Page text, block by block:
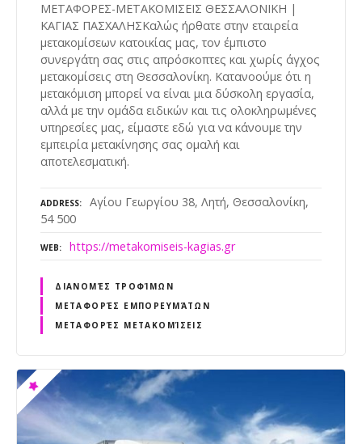
ΜΕΤΑΦΟΡΕΣ-ΜΕΤΑΚΟΜΙΣΕΙΣ ΘΕΣΣΑΛΟΝΙΚΗ |
ΚΑΓΙΑΣ ΠΑΣΧΑΛΗΣΚαλώς ήρθατε στην εταιρεία
μετακομίσεων κατοικίας μας, τον έμπιστο
συνεργάτη σας στις απρόσκοπτες και χωρίς άγχος
μετακομίσεις στη Θεσσαλονίκη. Κατανοούμε ότι η
μετακόμιση μπορεί να είναι μια δύσκολη εργασία,
αλλά με την ομάδα ειδικών και τις ολοκληρωμένες
υπηρεσίες μας, είμαστε εδώ για να κάνουμε την
εμπειρία μετακίνησης σας ομαλή και
αποτελεσματική.
ADDRESS
Αγίου Γεωργίου 38, Λητή, Θεσσαλονίκη,
54 500
WEB https://metakomiseis-kagias.gr
ΔΙΑΝΟΜΈΣ ΤΡΟΦΊΜΩΝ
ΜΕΤΑΦΟΡΈΣ ΕΜΠΟΡΕΥΜΆΤΩΝ
ΜΕΤΑΦΟΡΈΣ ΜΕΤΑΚΟΜΊΣΕΙΣ